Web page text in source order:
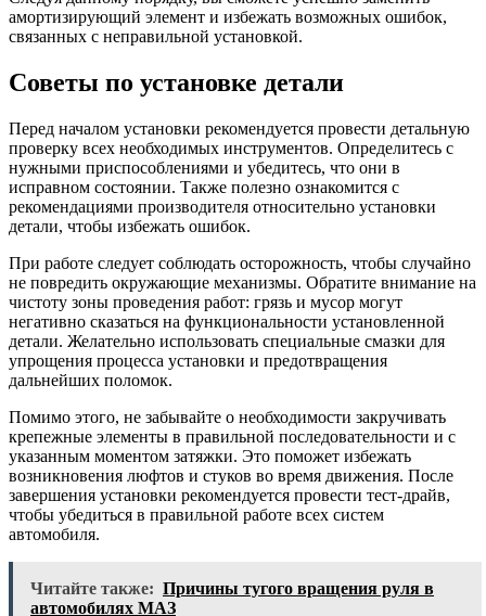
амортизирующий элемент и избежать возможных ошибок,
связанных с неправильной установкой.
Советы по установке детали
Перед началом установки рекомендуется провести детальную
проверку всех необходимых инструментов. Определитесь с
нужными приспособлениями и убедитесь, что они в
исправном состоянии. Также полезно ознакомится с
рекомендациями производителя относительно установки
детали, чтобы избежать ошибок.
При работе следует соблюдать осторожность, чтобы случайно
не повредить окружающие механизмы. Обратите внимание на
чистоту зоны проведения работ: грязь и мусор могут
негативно сказаться на функциональности установленной
детали. Желательно использовать специальные смазки для
упрощения процесса установки и предотвращения
дальнейших поломок.
Помимо этого, не забывайте о необходимости закручивать
крепежные элементы в правильной последовательности и с
указанным моментом затяжки. Это поможет избежать
возникновения люфтов и стуков во время движения. После
завершения установки рекомендуется провести тест-драйв,
чтобы убедиться в правильной работе всех систем
автомобиля.
Читайте также: Причины тугого вращения руля в
автомобилях МАЗ